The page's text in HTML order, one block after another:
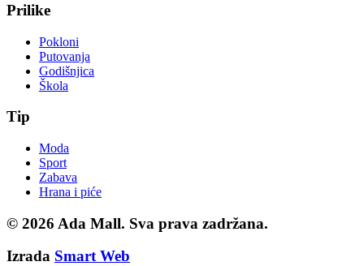
Prilike
Pokloni
Putovanja
Godišnjica
Škola
Tip
Moda
Sport
Zabava
Hrana i piće
© 2026 Ada Mall. Sva prava zadržana.
Izrada Smart Web